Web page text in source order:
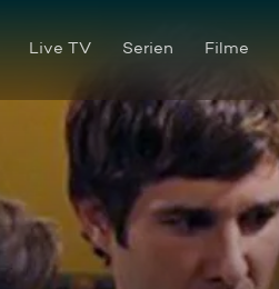
Live TV Serien Filme